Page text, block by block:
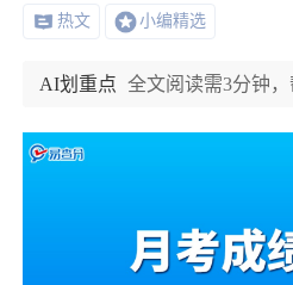
热文 小编精选
AI划重点 全文阅读需3分钟